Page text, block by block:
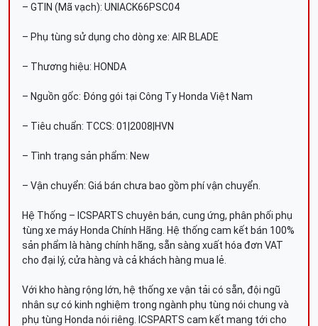
– GTIN (Mã vạch): UNIACK66PSC04
– Phụ tùng sử dụng cho dòng xe: AIR BLADE
– Thương hiệu: HONDA
– Nguồn gốc: Đóng gói tại Công Ty Honda Việt Nam
– Tiêu chuẩn: TCCS: 01|2008|HVN
– Tình trạng sản phẩm: New
– Vận chuyển: Giá bán chưa bao gồm phí vận chuyển.
Hệ Thống – ICSPARTS chuyên bán, cung ứng, phân phối phụ
tùng xe máy Honda Chính Hãng. Hệ thống cam kết bán 100%
sản phẩm là hàng chính hãng, sẵn sàng xuất hóa đơn VAT
cho đại lý, cửa hàng và cả khách hàng mua lẻ.
Với kho hàng rộng lớn, hệ thống xe vận tải có sẵn, đội ngũ
nhân sự có kinh nghiệm trong ngành phụ tùng nói chung và
phụ tùng Honda nói riêng. ICSPARTS cam kết mang tới cho